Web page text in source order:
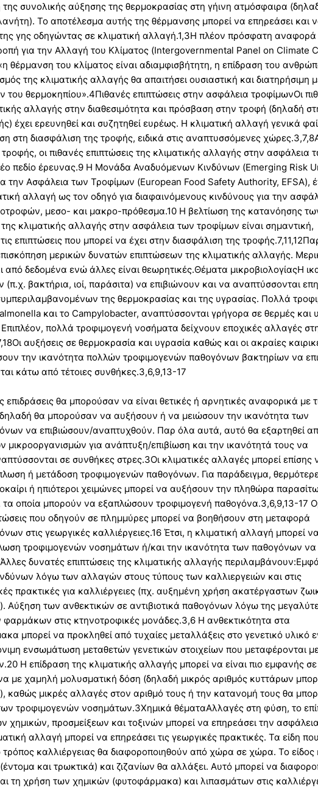
συνολικής αύξησης της θερμοκρασίας στη γήινη ατμόσφαιρα
Το αποτέλεσμα αυτής της θέρμανσης μπορεί να επηρεάσει και
γης οδηγώντας σε κλιματική αλλαγή.1,3Η πλέον πρόσφατη
για την Αλλαγή του Κλίματος (Intergovernmental Panel on Climate
θέρμανση του κλίματος είναι αδιαμφισβήτητη, η επίδραση του
της κλιματικής αλλαγής θα απαιτήσει ουσιαστική και διατηρήσιμη
θερμοκηπίου».4Πιθανές επιπτώσεις στην ασφάλεια τροφίμωνΟι
αλλαγής στην διαθεσιμότητα και πρόσβαση στην τροφή (δηλαδή
έχει ερευνηθεί και συζητηθεί ευρέως. Η κλιματική αλλαγή γενικά
στη διασφάλιση της τροφής, ειδικά στις αναπτυσσόμενες
οι πιθανές επιπτώσεις της κλιματικής αλλαγής στην ασφάλεια
πεδίο έρευνας.9 Η Μονάδα Αναδυόμενων Κινδύνων (Emerging Risk
την Ασφάλεια των Τροφίμων (European Food Safety Authority, EFSA),
αλλαγή ως τον οδηγό για διαφαινόμενους κινδύνους για την
μεσο- και μακρο-πρόθεσμα.10 Η βελτίωση της κατανόησης
κλιματικής αλλαγής στην ασφάλεια των τροφίμων είναι σημαντική,
επιπτώσεις που μπορεί να έχει στην διασφάλιση της
μερικών δυνατών επιπτώσεων της κλιματικής αλλαγής.
από δεδομένα ενώ άλλες είναι θεωρητικές.Θέματα μικροβιολογίαςΗ
βακτήρια, ιοί, παράσιτα) να επιβιώνουν και να αναπτύσσονται
της θερμοκρασίας και της υγρασίας. Πολλά
και το Campylobacter, αναπτύσσονται γρήγορα σε θερμές και
πολλά τροφιμογενή νοσήματα δείχνουν εποχικές αλλαγές
αυξήσεις σε θερμοκρασία και υγρασία καθώς και οι ακραίες
την ικανότητα πολλών τροφιμογενών παθογόνων βακτηρίων να
κάτω από τέτοιες συνθήκες.3,6,9,13-17
επιδράσεις θα μπορούσαν να είναι θετικές ή αρνητικές αναφορικά με
θα μπορούσαν να αυξήσουν ή να μειώσουν την ικανότητα των
να επιβιώσουν/αναπτυχθούν. Παρ όλα αυτά, αυτό θα εξαρτηθεί
μικροοργανισμών για ανάπτυξη/επιβίωση και την ικανότητά τους να
σε συνθήκες στρες.3Οι κλιματικές αλλαγές μπορεί επίσης
ή μετάδοση τροφιμογενών παθογόνων. Για παράδειγμα,
ή ηπιότεροι χειμώνες μπορεί να αυξήσουν την πληθώρα
τα οποία μπορούν να εξαπλώσουν τροφιμογενή παθογόνα.3,6,9,13-17
που οδηγούν σε πλημμύρες μπορεί να βοηθήσουν στη μεταφορά
στις γεωργικές καλλιέργειες.16 Έτσι, η κλιματική αλλαγή μπορεί να
τροφιμογενών νοσημάτων ή/και την ικανότητα των παθογόνων να
δυνατές επιπτώσεις της κλιματικής αλλαγής
λόγω των αλλαγών στους τύπους των καλλιεργειών και στις
πρακτικές για καλλιέργειες (πχ. αυξημένη χρήση ακατέργαστων
Αύξηση των ανθεκτικών σε αντιβιοτικά παθογόνων λόγω της
φαρμάκων στις κτηνοτροφικές μονάδες.3,6 Η ανθεκτικότητα στα
μπορεί να προκληθεί από τυχαίες μεταλλάξεις στο γενετικό υλικό
ενσωμάτωση μεταθετών γενετικών στοιχείων που μεταφέρονται
Η επίδραση της κλιματικής αλλαγής μπορεί να είναι πιο εμφανής σε
με χαμηλή μολυσματική δόση (δηλαδή μικρός αριθμός κυττάρων
καθώς μικρές αλλαγές στον αριθμό τους ή την κατανομή τους θα
τροφιμογενών νοσημάτων.3Χημικά θέματαΑλλαγές στη φύση, το
χημικών, προσμείξεων και τοξινών μπορεί να επηρεάσει την
αλλαγή μπορεί να επηρεάσει τις γεωργικές πρακτικές. Τα είδη που
τρόπος καλλιέργειας θα διαφοροποιηθούν από χώρα σε χώρα. Το είδος
και τρωκτικά) και ζιζανίων θα αλλάξει. Αυτό μπορεί να
τη χρήση των χημικών (φυτοφάρμακα) και λιπασμάτων στις